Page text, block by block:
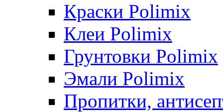
Краски Polimix
Клеи Polimix
Грунтовки Polimix
Эмали Polimix
Пропитки,